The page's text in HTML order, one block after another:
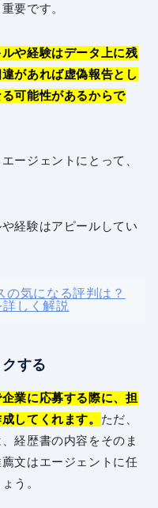
要です。
や経験はデータ上に残
があれば虚偽報告とし
可能性があるからで
ージェントにとって、
経験はアピールしてい
の気になる評判は？
しく解説
する
業に応募する際に、担
してくれます。 ただ、
経歴書の内容をそのま
文はエージェントに任
う。